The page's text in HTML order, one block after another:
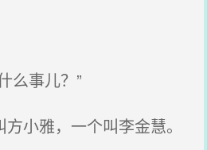
么事儿？”
小雅，一个叫李金慧。